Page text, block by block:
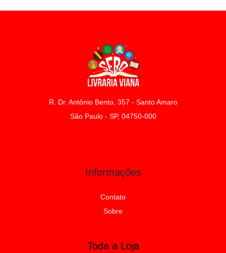
R. Dr. Antônio Bento, 357 - Santo Amaro
São Paulo - SP, 04750-000
Informações
Contato
Sobre
Toda a Loja